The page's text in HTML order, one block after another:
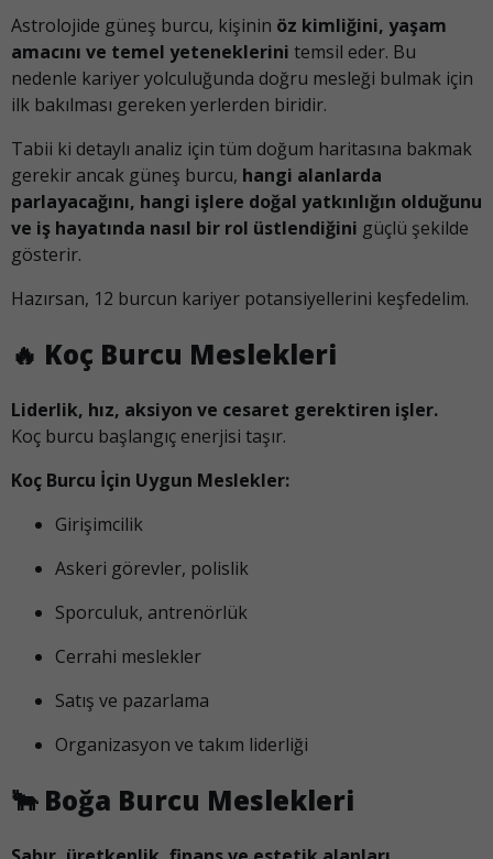
Astrolojide güneş burcu, kişinin öz kimliğini, yaşam
amacını ve temel yeteneklerini temsil eder. Bu
nedenle kariyer yolculuğunda doğru mesleği bulmak için
ilk bakılması gereken yerlerden biridir.
Tabii ki detaylı analiz için tüm doğum haritasına bakmak
gerekir ancak güneş burcu, hangi alanlarda
parlayacağını, hangi işlere doğal yatkınlığın olduğunu
ve iş hayatında nasıl bir rol üstlendiğini güçlü şekilde
gösterir.
Hazırsan, 12 burcun kariyer potansiyellerini keşfedelim.
🔥 Koç Burcu Meslekleri
Liderlik, hız, aksiyon ve cesaret gerektiren işler.
Koç burcu başlangıç enerjisi taşır.
Koç Burcu İçin Uygun Meslekler:
Girişimcilik
Askeri görevler, polislik
Sporculuk, antrenörlük
Cerrahi meslekler
Satış ve pazarlama
Organizasyon ve takım liderliği
🐂 Boğa Burcu Meslekleri